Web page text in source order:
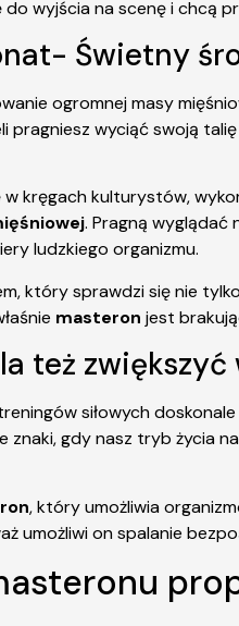
wyjścia na scenę i chcą
Świetny
ogromnej masy
pragniesz wyciąć swoją
w kręgach kulturystów,
. Pragną wyglądać
ludzkiego organizmu.
który sprawdzi się nie
masteron jest
też
siłowych
znaki, gdy nasz tryb życia
, który umożliwia
umożliwi on spalanie